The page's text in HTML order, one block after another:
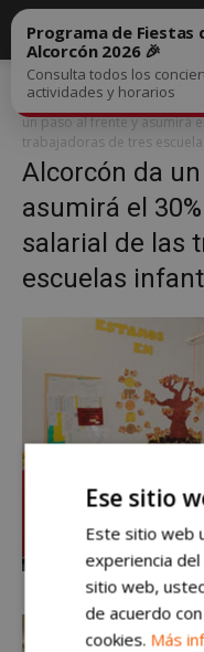
Inicio
Alcorcón da un
salarial de las trabajadoras
un paso al frente y asumirá
trabajadoras de tres
Alcorcón da
asumirá el
salarial de las
escuelas
Programa de Fiestas
Alcorcón 2026 🎉
Consulta todos los
actividades y horarios
Ese sitio
Este sitio web
experiencia
sitio web,
de acuerdo
cookies. Más